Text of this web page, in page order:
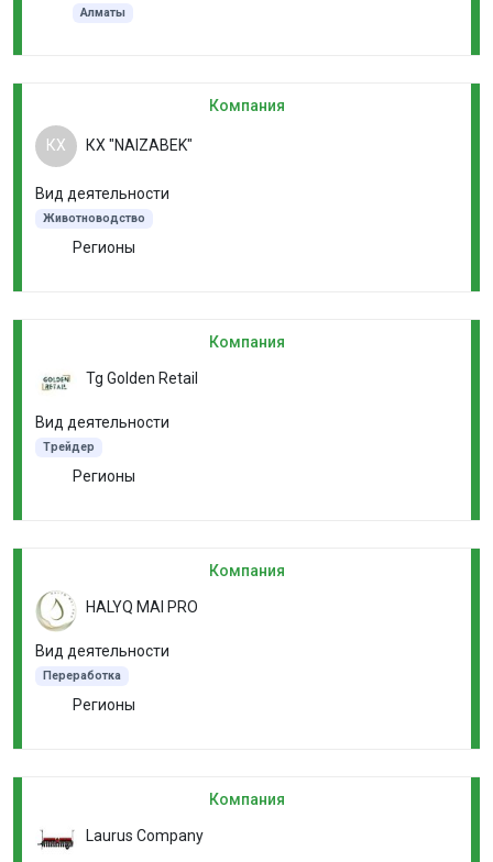
Алматы
Компания
КХ КХ "NAIZABEK"
Вид деятельности
Животноводство
Регионы
Компания
Tg Golden Retail
Вид деятельности
Трейдер
Регионы
Компания
HALYQ MAI PRO
Вид деятельности
Переработка
Регионы
Компания
Laurus Company